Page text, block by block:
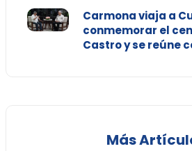
Carmona viaja a
conmemorar el
Castro y se reúne
Más